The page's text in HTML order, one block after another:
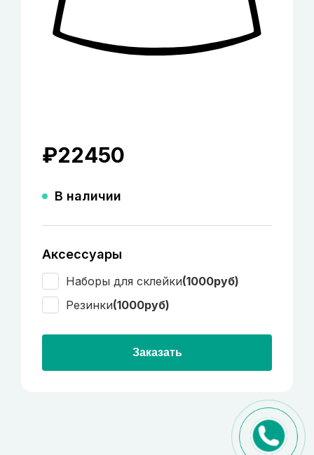
₽22450
В наличии
Аксессуары
Наборы для склейки(1000руб)
Резинки(1000руб)
Заказать